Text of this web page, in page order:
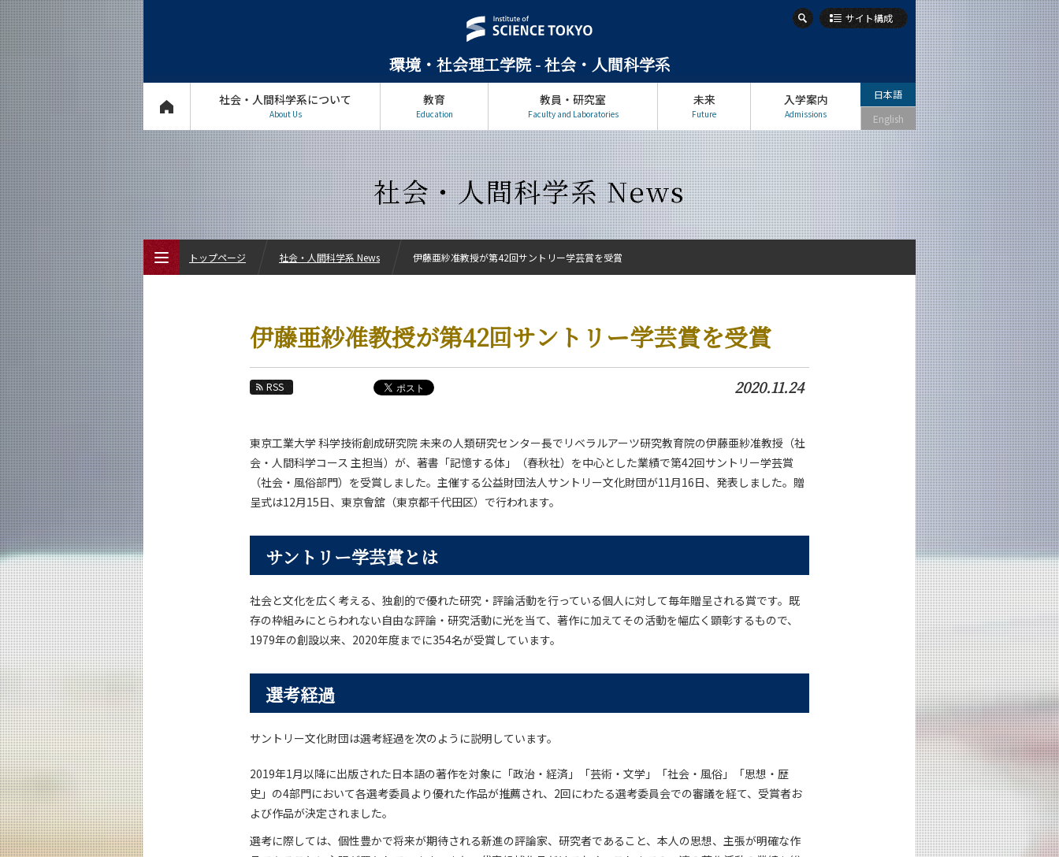
環境・社会理工学院 - 社会・人間科学系
サイト構成
社会・人間科学系について
About Us
教育
Education
教員・研究室
Faculty and Laboratories
未来
Future
入学案内
Admissions
日本語
English
社会・人間科学系 News
伊藤亜紗准教授が第42回サントリー学芸賞を受賞
RSS 2020.11.24
東京工業大学 科学技術創成研究院 未来の人類研究センター長でリベラルアーツ研究教育院の伊藤亜紗准教授（社
会・人間科学コース 主担当）が、著書「記憶する体」（春秋社）を中心とした業績で第42回サントリー学芸賞
（社会・風俗部門）を受賞しました。主催する公益財団法人サントリー文化財団が11月16日、発表しました。贈
呈式は12月15日、東京會舘（東京都千代田区）で行われます。
サントリー学芸賞とは
社会と文化を広く考える、独創的で優れた研究・評論活動を行っている個人に対して毎年贈呈される賞です。既
存の枠組みにとらわれない自由な評論・研究活動に光を当て、著作に加えてその活動を幅広く顕彰するもので、
1979年の創設以来、2020年度までに354名が受賞しています。
選考経過
サントリー文化財団は選考経過を次のように説明しています。
2019年1月以降に出版された日本語の著作を対象に「政治・経済」「芸術・文学」「社会・風俗」「思想・歴
史」の4部門において各選考委員より優れた作品が推薦され、2回にわたる選考委員会での審議を経て、受賞者お
よび作品が決定されました。
選考に際しては、個性豊かで将来が期待される新進の評論家、研究者であること、本人の思想、主張が明確な作
トップページ 社会・人間科学系 News 伊藤亜紗准教授が第42回サントリー学芸賞を受賞
社会・人間科学系について
社会・人間科学系 News
イベントカレンダー